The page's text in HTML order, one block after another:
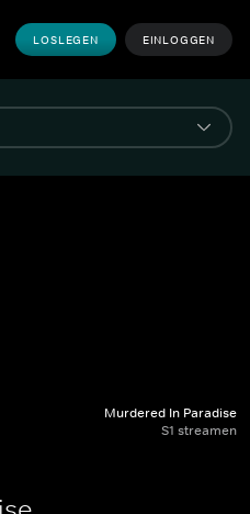
LOSLEGEN EINLOGGEN
Murdered In Paradise
S1 streamen